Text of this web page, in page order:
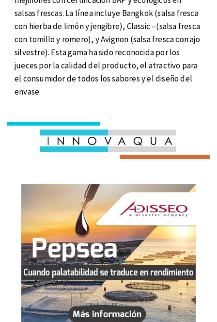
salsas frescas. La línea incluye Bangkok (salsa fresca
con hierba de limón y jengibre), Classic –(salsa fresca
con tomillo y romero), y Avignon (salsa fresca con ajo
silvestre). Esta gama ha sido reconocida por los
jueces por la calidad del producto, el atractivo para
el consumidor de todos los sabores y el diseño del
envase.